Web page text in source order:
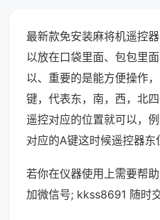
最新款免安装麻将机遥控
以放在口袋里面、包包里
以、重要的是能方便操作
键，代表东，南，西，北
遥控对应的位置就可以，
对应的A键这时候遥控器东
若你在仪器使用上需要帮
加微信号; kkss8691 随时交